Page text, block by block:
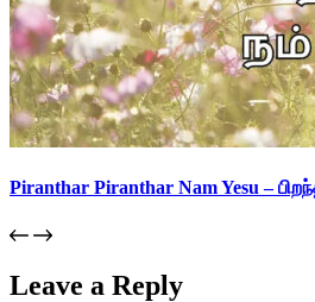
Piranthar Piranthar Nam Yesu –
Leave a Reply